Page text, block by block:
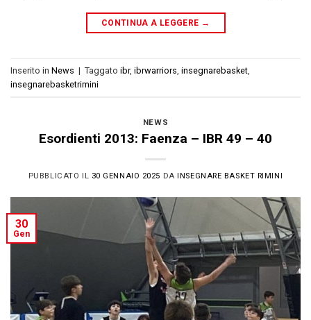
CONTINUA A LEGGERE →
Inserito in News | Taggato ibr, ibrwarriors insegnarebasket
insegnarebasketrimini
NEWS
Esordienti 2013: Faenza – IBR 49 – 40
PUBBLICATO IL 30 GENNAIO 2025 DA INSEGNARE BASKET RIMINI
30
Gen